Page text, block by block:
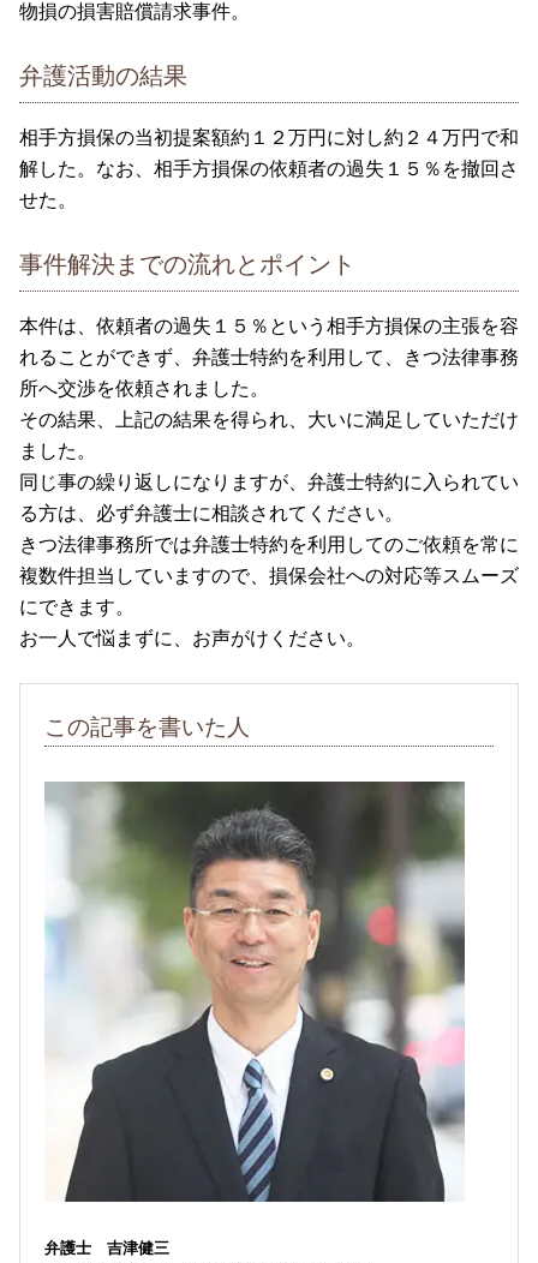
物損の損害賠償請求事件。
弁護活動の結果
相手方損保の当初提案額約１２万円に対し約２４万円で和
解した。なお、相手方損保の依頼者の過失１５％を撤回さ
せた。
事件解決までの流れとポイント
本件は、依頼者の過失１５％という相手方損保の主張を容
れることができず、弁護士特約を利用して、きつ法律事務
所へ交渉を依頼されました。
その結果、上記の結果を得られ、大いに満足していただけ
ました。
同じ事の繰り返しになりますが、弁護士特約に入られてい
る方は、必ず弁護士に相談されてください。
きつ法律事務所では弁護士特約を利用してのご依頼を常に
複数件担当していますので、損保会社への対応等スムーズ
にできます。
お一人で悩まずに、お声がけください。
この記事を書いた人
弁護士 吉津健三